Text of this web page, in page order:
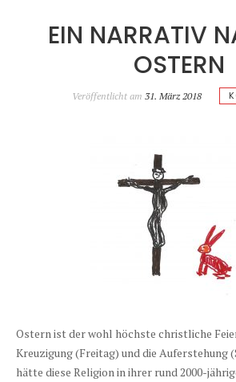
EIN NARRATIV
OSTERN
Veröffentlicht am 31. März 2018
Ostern ist der wohl höchste christliche
Kreuzigung (Freitag) und die Auferstehung
hätte diese Religion in ihrer rund 2000-